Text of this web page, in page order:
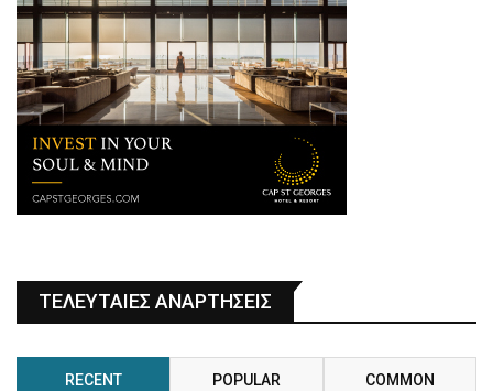
ΤΕΛΕΥΤΑΙΕΣ ΑΝΑΡΤΗΣΕΙΣ
RECENT POPULAR COMMON